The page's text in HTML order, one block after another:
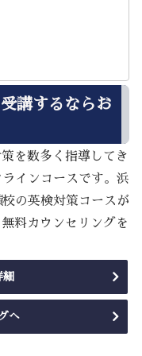
講するならお
を数多く指導してき
インコースです。浜
の英検対策コースが
料カウンセリングを
細
へ